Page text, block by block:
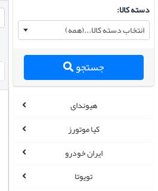
دسته کالا:
انتخاب دسته کالا...(همه)
جستجو
هیوندای
کیا موتورز
ایران خودرو
تویوتا